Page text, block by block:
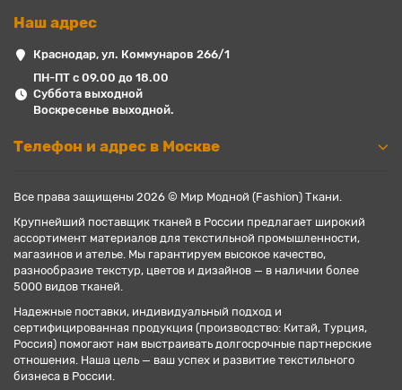
Наш адрес
Краснодар, ул. Коммунаров 266/1
ПН-ПТ с 09.00 до 18.00
Суббота выходной
Воскресенье выходной.
Телефон и адрес в Москве
Все права защищены 2026 © Мир Модной (Fashion) Ткани.
Крупнейший поставщик тканей в России предлагает широкий
ассортимент материалов для текстильной промышленности,
магазинов и ателье. Мы гарантируем высокое качество,
разнообразие текстур, цветов и дизайнов — в наличии более
5000 видов тканей.
Надежные поставки, индивидуальный подход и
сертифицированная продукция (производство: Китай, Турция,
Россия) помогают нам выстраивать долгосрочные партнерские
отношения. Наша цель — ваш успех и развитие текстильного
бизнеса в России.